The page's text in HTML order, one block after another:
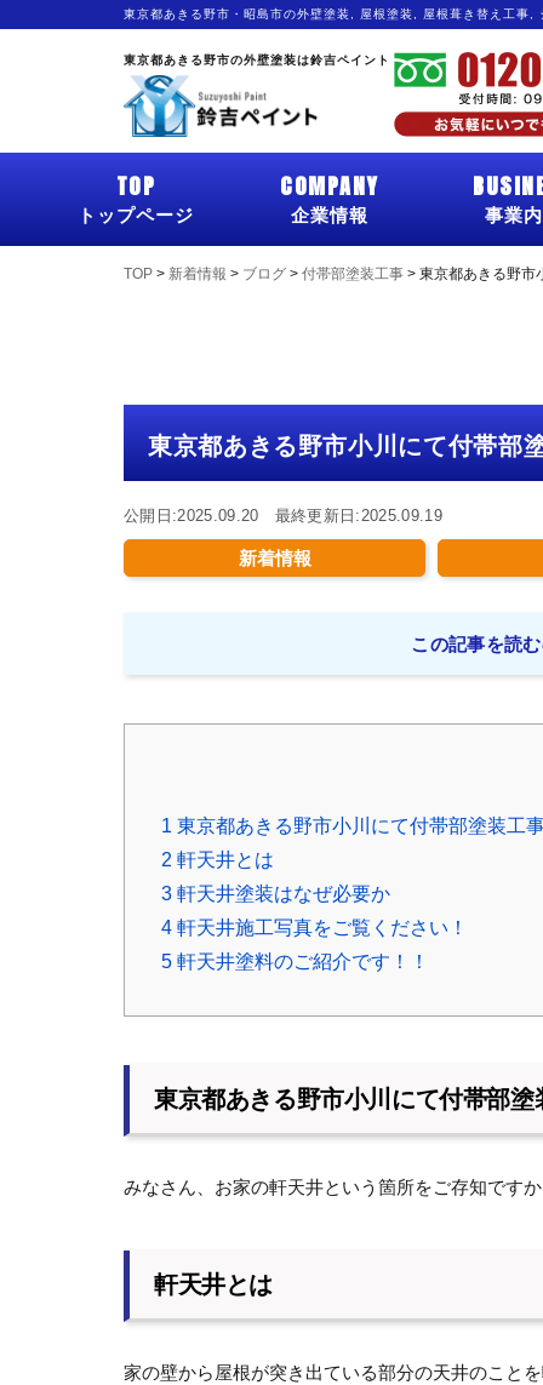
東京都あきる野市・昭島市の外壁塗装, 屋根塗装, 屋根葺き替え工事
東京都あきる野市の外壁塗装は鈴吉ペイント
TOP
トップページ
COMPANY
企業情報 事業
TOP > 新着情報 > ブログ > 付帯部塗装工事 > 東京都あきる野市
東京都あきる野市小川にて付帯部
公開日:2025.09.20 最終更新日:2025.09.19
新着情報
この記事を読
1 東京都あきる野市小川にて付帯部塗装工
2 軒天井とは
3 軒天井塗装はなぜ必要か
4 軒天井施工写真をご覧ください！
5 軒天井塗料のご紹介です！！
東京都あきる野市小川にて付帯部
みなさん、お家の軒天井という箇所をご存知です
軒天井とは
家の壁から屋根が突き出ている部分の天井のことを